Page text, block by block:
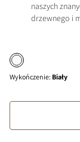
naszych
drzewnego i
Wykończenie: Biały